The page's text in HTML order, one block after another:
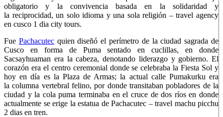
obligatorio y la convivencia basada en la solidaridad y
la reciprocidad, un solo idioma y una sola religión – travel agency
en cusco 1 dia city tours.
Fue Pachacutecquien diseñó el perímetro de la ciudad sagrada de
Cusco en forma de Puma sentado en cuclillas, en donde
Sacsayhuaman era la cabeza, denotando liderazgo y gobierno. El
corazón era el centro ceremonial donde se celebraba la Fiesta Sol y
hoy en día es la Plaza de Armas; la actual calle Pumakurku era
la columna vertebral felino, por donde transitaban pobladores de la
ciudad y la cola puma terminaba en el cruce de dos ríos en donde
actualmente se erige la estatua de Pachacutec – travel machu picchu
2 dias en tren.